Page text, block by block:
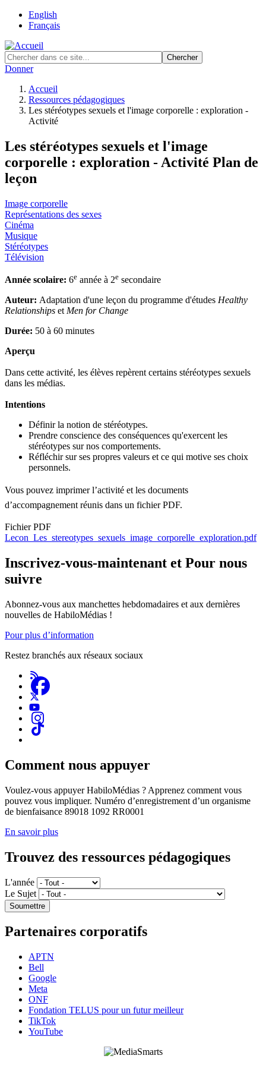
Skip
content
English
Français
Donner
Fil
d'Ariane
Accueil
Ressources pédagogiques
Les stéréotypes sexuels et l'image corporelle : exploration -
Activité
Les stéréotypes sexuels et l'image
corporelle : exploration - Activité Plan de
leçon
Categories
Image corporelle
Représentations des sexes
Cinéma
Musique
Stéréotypes
Télévision
Année scolaire: 6e année à 2e secondaire
Auteur: Adaptation d'une leçon du programme d'études Healthy
Relationships et Men for Change
Durée: 50 à 60 minutes
Aperçu
Dans cette activité, les élèves repèrent certains stéréotypes sexuels
dans les médias.
Intentions
Définir la notion de stéréotypes.
Prendre conscience des conséquences qu'exercent les
stéréotypes sur nos comportements.
Réfléchir sur ses propres valeurs et ce qui motive ses choix
personnels.
Vous pouvez imprimer l’activité et les documents
d’accompagnement réunis dans un fichier PDF.
Fichier PDF
Document
Lecon_Les_stereotypes_sexuels_image_corporelle_exploration.pdf
Inscrivez-vous-maintenant et Pour nous
suivre
Abonnez-vous aux manchettes hebdomadaires et aux dernières
nouvelles de HabiloMédias !
Pour plus d’information
Restez branchés aux réseaux sociaux
Comment nous appuyer
Voulez-vous appuyer HabiloMédias ? Apprenez comment vous
pouvez vous impliquer. Numéro d’enregistrement d’un organisme
de bienfaisance 89018 1092 RR0001
En savoir plus
Trouvez des ressources pédagogiques
L'année
Le Sujet
Partenaires corporatifs
APTN
Bell
Google
Meta
ONF
Fondation TELUS pour un futur meilleur
TikTok
YouTube